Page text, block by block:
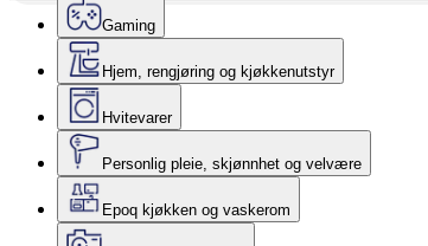
Gaming
Hjem, rengjøring og kjøkkenutstyr
Hvitevarer
Personlig pleie, skjønnhet og velvære
Epoq kjøkken og vaskerom